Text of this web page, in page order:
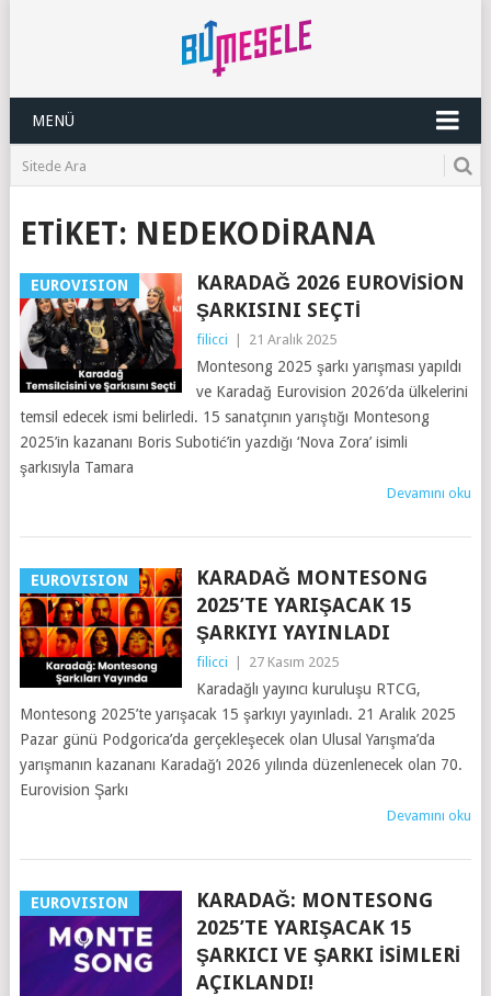
MENÜ
ETIKET: NEDEKODIRANA
EUROVISION
KARADAĞ 2026 EUROVISION
ŞARKISINI SEÇTI
filicci 21 Aralık 2025
Montesong 2025 şarkı yarışması yapıldı
ve Karadağ Eurovision 2026’da ülkelerini
temsil edecek ismi belirledi. 15 sanatçının yarıştığı Montesong
2025’in kazananı Boris Subotić’in yazdığı ‘Nova Zora’ isimli
şarkısıyla Tamara
Devamını oku
EUROVISION
KARADAĞ MONTESONG
2025’TE YARIŞACAK 15
ŞARKIYI YAYINLADI
filicci 27 Kasım 2025
Karadağlı yayıncı kuruluşu RTCG,
Montesong 2025’te yarışacak 15 şarkıyı yayınladı. 21 Aralık 2025
Pazar günü Podgorica’da gerçekleşecek olan Ulusal Yarışma’da
yarışmanın kazananı Karadağ’ı 2026 yılında düzenlenecek olan 70.
Eurovision Şarkı
Devamını oku
EUROVISION
KARADAĞ: MONTESONG
2025’TE YARIŞACAK 15
ŞARKICI VE ŞARKI İSIMLERI
AÇIKLANDI!